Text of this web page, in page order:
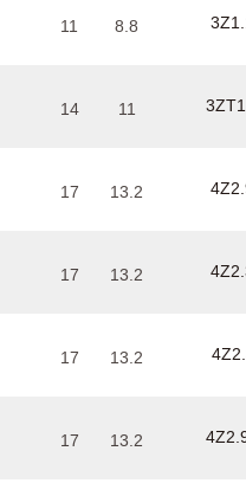
11 8.8
14 11
17 13.2
17 13.2
17 13.2
17 13.2